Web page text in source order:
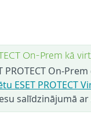
On-Prem kā
PROTECT On-
ESET PROTECT
salīdzinājumā